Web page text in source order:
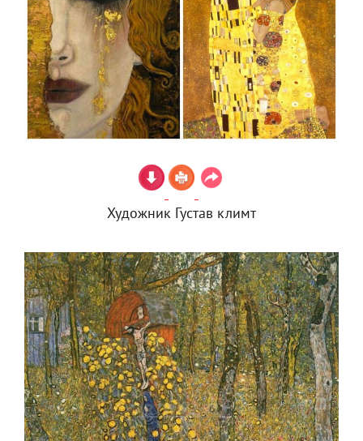
Художник Густав климт